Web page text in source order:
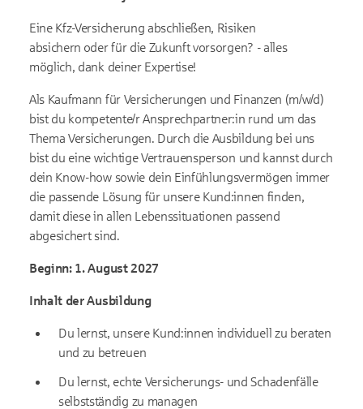
Eine Kfz-Versicherung abschließen, Risiken
absichern oder für die Zukunft vorsorgen? - alles
möglich, dank deiner Expertise!
Als Kaufmann für Versicherungen und Finanzen (m/w/d)
bist du kompetente/r Ansprechpartner:in rund um das
Thema Versicherungen. Durch die Ausbildung bei uns
bist du eine wichtige Vertrauensperson und kannst durch
dein Know-how sowie dein Einfühlungsvermögen immer
die passende Lösung für unsere Kund:innen finden,
damit diese in allen Lebenssituationen passend
abgesichert sind.
Beginn: 1. August 2027
Inhalt der Ausbildung
Du lernst, unsere Kund:innen individuell zu beraten
und zu betreuen
Du lernst, echte Versicherungs- und Schadenfälle
selbstständig zu managen